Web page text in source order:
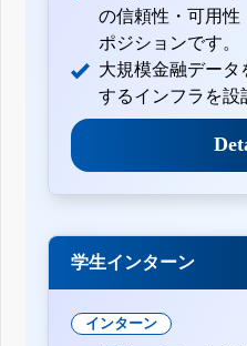
の信頼性・可用性
ポジションです。
大規模金融データ
するインフラを設
学生インターン
インターン